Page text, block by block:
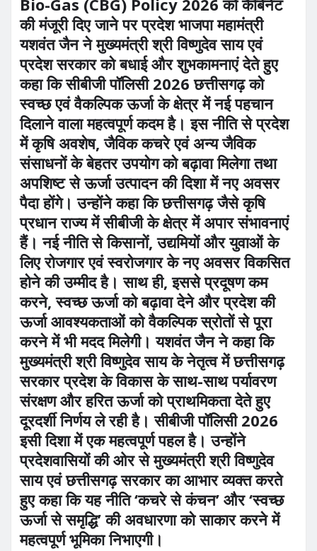
Bio-Gas (CBG) Policy 2026 को कैबिनेट
की मंजूरी दिए जाने पर प्रदेश भाजपा महामंत्री
यशवंत जैन ने मुख्यमंत्री श्री विष्णुदेव साय एवं
प्रदेश सरकार को बधाई और शुभकामनाएं देते हुए
कहा कि सीबीजी पॉलिसी 2026 छत्तीसगढ़ को
स्वच्छ एवं वैकल्पिक ऊर्जा के क्षेत्र में नई पहचान
दिलाने वाला महत्वपूर्ण कदम है। इस नीति से प्रदेश
में कृषि अवशेष, जैविक कचरे एवं अन्य जैविक
संसाधनों के बेहतर उपयोग को बढ़ावा मिलेगा तथा
अपशिष्ट से ऊर्जा उत्पादन की दिशा में नए अवसर
पैदा होंगे। उन्होंने कहा कि छत्तीसगढ़ जैसे कृषि
प्रधान राज्य में सीबीजी के क्षेत्र में अपार संभावनाएं
हैं। नई नीति से किसानों, उद्यमियों और युवाओं के
लिए रोजगार एवं स्वरोजगार के नए अवसर विकसित
होने की उम्मीद है। साथ ही, इससे प्रदूषण कम
करने, स्वच्छ ऊर्जा को बढ़ावा देने और प्रदेश की
ऊर्जा आवश्यकताओं को वैकल्पिक स्रोतों से पूरा
करने में भी मदद मिलेगी। यशवंत जैन ने कहा कि
मुख्यमंत्री श्री विष्णुदेव साय के नेतृत्व में छत्तीसगढ़
सरकार प्रदेश के विकास के साथ-साथ पर्यावरण
संरक्षण और हरित ऊर्जा को प्राथमिकता देते हुए
दूरदर्शी निर्णय ले रही है। सीबीजी पॉलिसी 2026
इसी दिशा में एक महत्वपूर्ण पहल है। उन्होंने
प्रदेशवासियों की ओर से मुख्यमंत्री श्री विष्णुदेव
साय एवं छत्तीसगढ़ सरकार का आभार व्यक्त करते
हुए कहा कि यह नीति ‘कचरे से कंचन’ और ‘स्वच्छ
ऊर्जा से समृद्धि’ की अवधारणा को साकार करने में
महत्वपूर्ण भूमिका निभाएगी।